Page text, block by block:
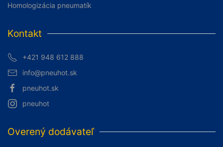
Homologizácia pneumatík
Kontakt
+421 948 612 888
info@pneuhot.sk
pneuhot.sk
pneuhot
Overený dodávateľ